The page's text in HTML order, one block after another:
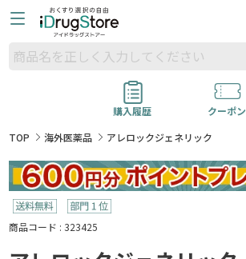
購入履歴
クーポン
TOP
海外医薬品 アレロックジェネリック
商品コード : 323425